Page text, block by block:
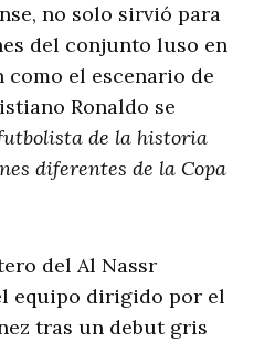
no solo sirvió para
del conjunto luso en
el escenario de
Ronaldo se
de la historia
diferentes de la Copa
del Al Nassr
equipo dirigido por el
tras un debut gris